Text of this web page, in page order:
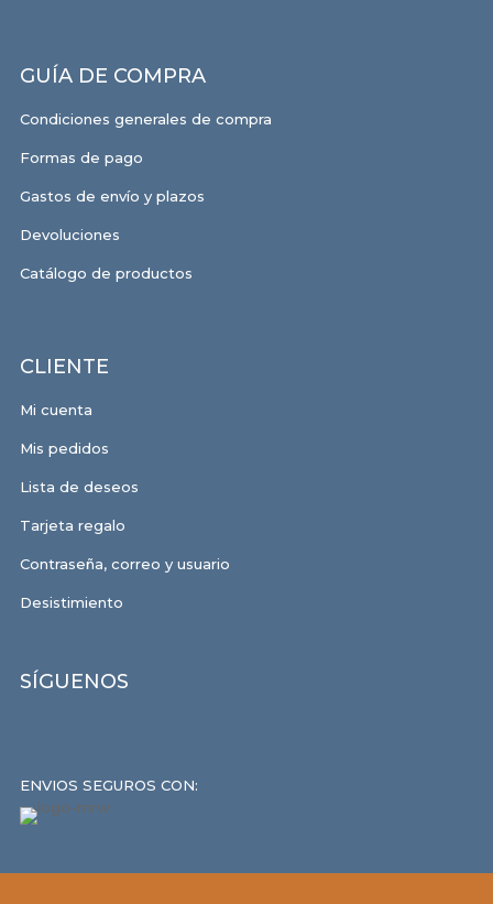
GUÍA DE COMPRA
Condiciones generales de compra
Formas de pago
Gastos de envío y plazos
Devoluciones
Catálogo de productos
CLIENTE
Mi cuenta
Mis pedidos
Lista de deseos
Tarjeta regalo
Contraseña, correo y usuario
Desistimiento
SÍGUENOS
ENVIOS SEGUROS CON: